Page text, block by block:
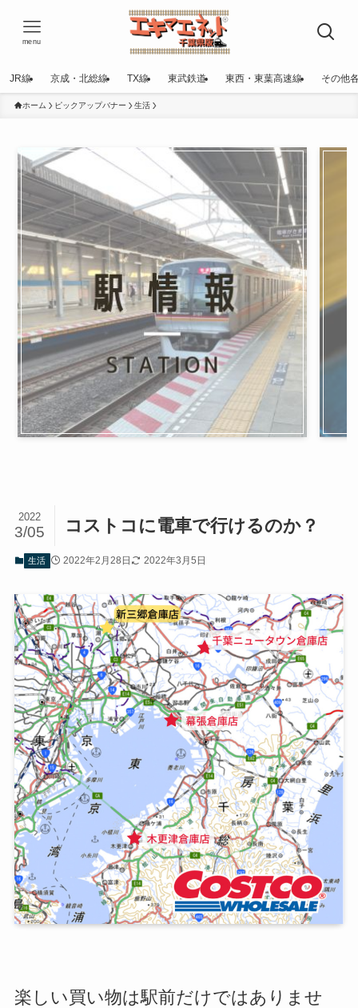
menu
JR線 京成・北総線 TX線 東武鉄道 東西・東葉高速線 その他
ホーム ピックアップバナー 生活
コストコに電車で行けるのか？
2022
3/05
生活 2022年2月28日 2022年3月5日
楽しい買い物は駅前だけではありませ